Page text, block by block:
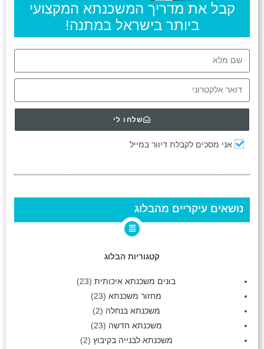
קבל את מדריך המשכנתא המקצועי
ביותר בישראל במתנה!
אני מסכים לקבלת דיוור במייל
שלחו לי
נושאים עיקריים מהבלוג
קטגוריות הבלוג
בונים משכנתא איכותית (23)
מחזור משכנתא (23)
משכנתא בנחלה (2)
משכנתא חדשה (23)
משכנתא לבנייה בקיבוץ (2)